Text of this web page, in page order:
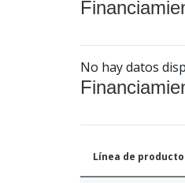
No hay datos
Línea de